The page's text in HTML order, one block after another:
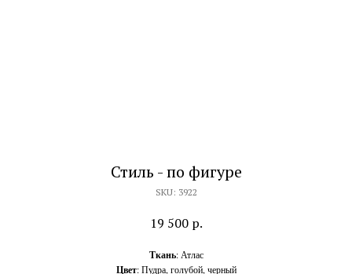
Стиль - по фигуре
SKU: 3922
19 500 р.
Ткань: Атлас
Цвет: Пудра, голубой, черный